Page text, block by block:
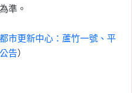
準。
市更新中心：蘆竹一號、平
告）